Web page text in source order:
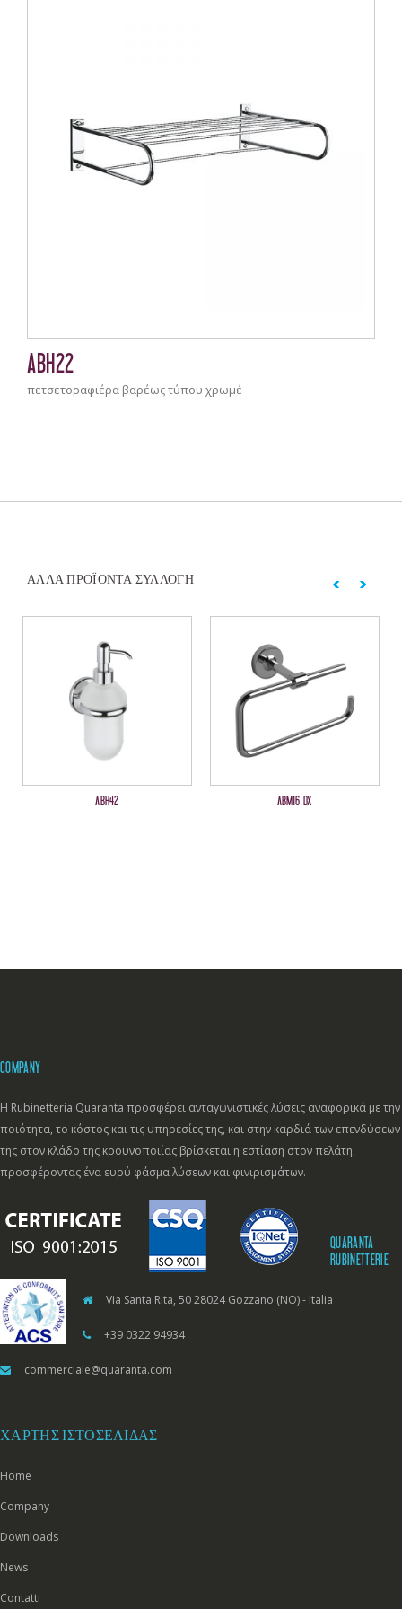
ABH22
πετσετοραφιέρα βαρέως τύπου χρωμέ
ΆΛΛΑ ΠΡΟΪΌΝΤΑ ΣΥΛΛΟΓΉ
ABH42 ABM16 DX
COMPANY
Η Rubinetteria Quaranta προσφέρει ανταγωνιστικές λύσεις αναφορικά με την
ποιότητα, το κόστος και τις υπηρεσίες της, και στην καρδιά των επενδύσεων
της στον κλάδο της κρουνοποιίας βρίσκεται η εστίαση στον πελάτη,
προσφέροντας ένα ευρύ φάσμα λύσεων και φινιρισμάτων.
QUARANTA
RUBINETTERIE
Via Santa Rita, 50 28024 Gozzano (NO) - Italia
+39 0322 94934
commerciale@quaranta.com
ΧΆΡΤΗΣ ΙΣΤΟΣΕΛΊΔΑΣ
Home
Company
Downloads
News
Contatti